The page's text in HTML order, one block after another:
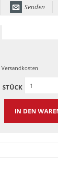
Senden
Versandkosten
STÜCK
IN DEN